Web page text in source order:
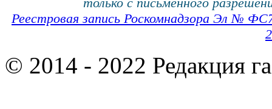
Реестровая запись Роскомнадзора Эл №
© 2014 - 2022 Редакция